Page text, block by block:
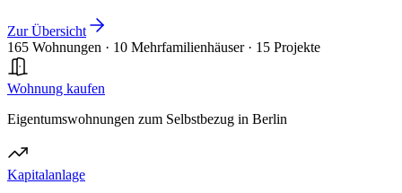
Zur Übersicht
165 Wohnungen · 10 Mehrfamilienhäuser · 15 Projekte
Wohnung kaufen
Eigentumswohnungen zum Selbstbezug in Berlin
Kapitalanlage